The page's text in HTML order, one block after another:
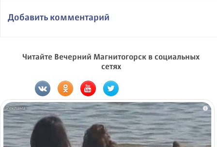
Добавить комментарий
Читайте Вечерний Магнитогорск в социальных
сетях
i